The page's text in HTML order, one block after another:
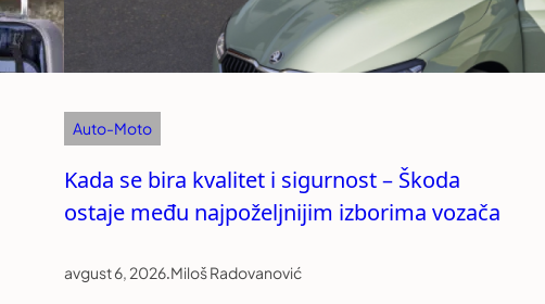
Auto-Moto
Kada se bira kvalitet i sigurnost – Škoda
ostaje među najpoželjnijim izborima vozača
avgust 6, 2026.Miloš Radovanović